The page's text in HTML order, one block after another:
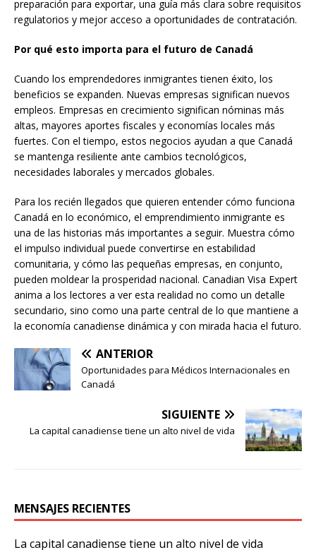
preparación para exportar, una guía más clara sobre requisitos
regulatorios y mejor acceso a oportunidades de contratación.
Por qué esto importa para el futuro de Canadá
Cuando los emprendedores inmigrantes tienen éxito, los
beneficios se expanden. Nuevas empresas significan nuevos
empleos. Empresas en crecimiento significan nóminas más
altas, mayores aportes fiscales y economías locales más
fuertes. Con el tiempo, estos negocios ayudan a que Canadá
se mantenga resiliente ante cambios tecnológicos,
necesidades laborales y mercados globales.
Para los recién llegados que quieren entender cómo funciona
Canadá en lo económico, el emprendimiento inmigrante es
una de las historias más importantes a seguir. Muestra cómo
el impulso individual puede convertirse en estabilidad
comunitaria, y cómo las pequeñas empresas, en conjunto,
pueden moldear la prosperidad nacional. Canadian Visa Expert
anima a los lectores a ver esta realidad no como un detalle
secundario, sino como una parte central de lo que mantiene a
la economía canadiense dinámica y con mirada hacia el futuro.
ANTERIOR
Oportunidades para Médicos Internacionales en
Canadá
SIGUIENTE
La capital canadiense tiene un alto nivel de vida
MENSAJES RECIENTES
La capital canadiense tiene un alto nivel de vida